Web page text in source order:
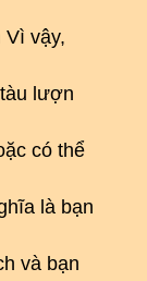
vậy,
lượn
có thể
là bạn
và bạn